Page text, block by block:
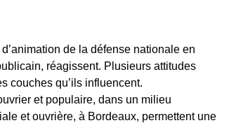
de la défense nationale en
réagissent. Plusieurs attitudes
couches qu’ils influencent.
et populaire, dans un milieu
et ouvrière, à Bordeaux, permettent une